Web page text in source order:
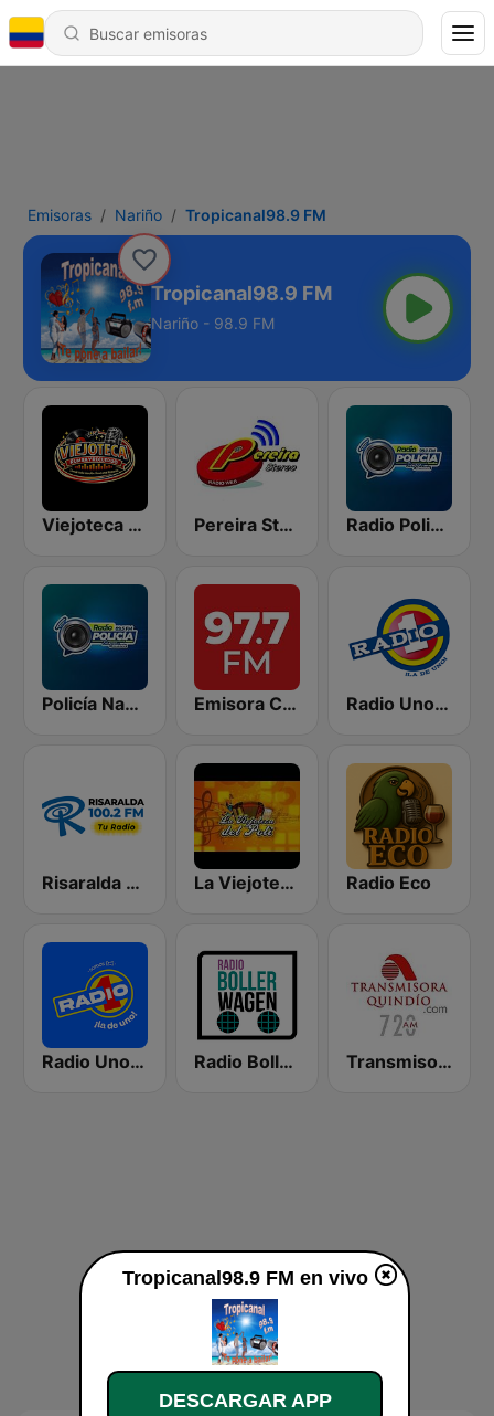
Emisoras Nariño Tropicanal98.9 FM
Tropicanal98.9 FM
Nariño - 98.9 FM
Viejoteca Rumba y Recuerdo. Pereira Stereo Radio Policía Pereira 99.1
Policía Nacional Pasto Emisora Cultural RAC Radio Uno Pasto
Risaralda 100.2 FM La Viejoteca del Poli Radio Eco
Radio Uno Pereira Radio Bollerwagen Transmisora Quindio
Tropicanal98.9 FM en vivo
DESCARGAR APP